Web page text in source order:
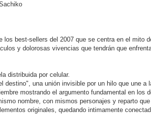
los best-sellers del 2007 que se centra en el
y dolorosas vivencias que tendrán que
distribuida por celular.
destino", una unión invisible por un hilo que une a
mostrando el argumento fundamental en
nombre, con mismos personajes y reparto
originales, quedando intimamente